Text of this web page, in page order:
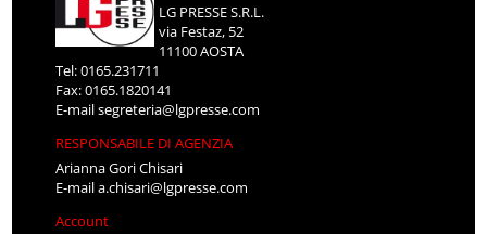
LG PRESSE S.R.L.
via Festaz, 52
11100 AOSTA
Tel: 0165.231711
Fax: 0165.1820141
E-mailsegreteria@lgpresse.com
RESPONSABILE DI AGENZIA
Arianna Gori Chisari
E-maila.chisari@lgpresse.com
Account